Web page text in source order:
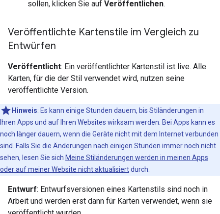
sollen, klicken Sie auf Veröffentlichen.
Veröffentlichte Kartenstile im Vergleich zu
Entwürfen
Veröffentlicht: Ein veröffentlichter Kartenstil ist live. Alle
Karten, für die der Stil verwendet wird, nutzen seine
veröffentlichte Version.
Hinweis: Es kann einige Stunden dauern, bis Stiländerungen in
Ihren Apps und auf Ihren Websites wirksam werden. Bei Apps kann es
noch länger dauern, wenn die Geräte nicht mit dem Internet verbunden
sind. Falls Sie die Änderungen nach einigen Stunden immer noch nicht
sehen, lesen Sie sich Meine Stiländerungen werden in meinen Apps
oder auf meiner Website nicht aktualisiertdurch.
Entwurf: Entwurfsversionen eines Kartenstils sind noch in
Arbeit und werden erst dann für Karten verwendet, wenn sie